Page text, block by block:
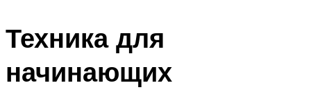
Техника для
начинающих